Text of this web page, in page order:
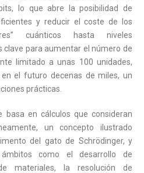
lo que abre la posibilidad de
y reducir el coste de los
cuánticos hasta niveles
clave para aumentar el número de
limitado a unas 100 unidades,
el futuro decenas de miles, un
prácticas.
basa en cálculos que consideran
un concepto ilustrado
del gato de Schrödinger, y
como el desarrollo de
materiales, la resolución de